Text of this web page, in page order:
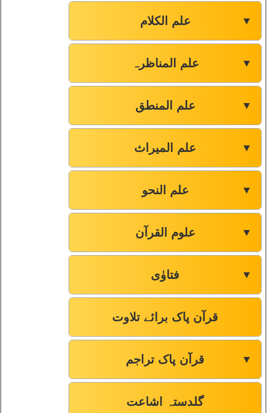
علم الکلام ▼
علم المناظرہ ▼
علم المنطق ▼
علم المیراث ▼
علم النحو ▼
علوم القرآن ▼
فتاوٰی ▼
قرآن پاک برائے تلاوت
قرآن پاک تراجم ▼
گلدستہ اشاعت